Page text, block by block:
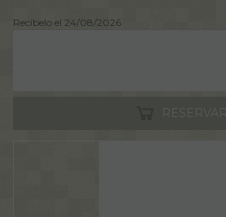
Recíbelo el 24/08/2026
RESERVAR